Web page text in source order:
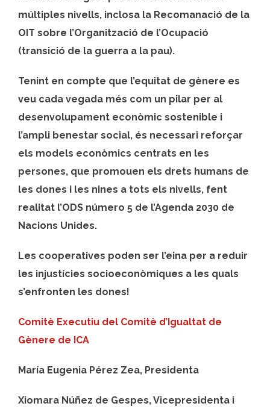
múltiples nivells, inclosa la Recomanació de la
OIT sobre l’Organització de l’Ocupació
(transició de la guerra a la pau).
Tenint en compte que l’equitat de gènere es
veu cada vegada més com un pilar per al
desenvolupament econòmic sostenible i
l’ampli benestar social, és necessari reforçar
els models econòmics centrats en les
persones, que promouen els drets humans de
les dones i les nines a tots els nivells, fent
realitat l’ODS número 5 de l’Agenda 2030 de
Nacions Unides.
Les cooperatives poden ser l’eina per a reduir
les injustícies socioeconòmiques a les quals
s’enfronten les dones!
Comitè Executiu del Comitè d’Igualtat de
Gènere de ICA
María Eugenia Pérez Zea, Presidenta
Xiomara Núñez de Gespes, Vicepresidenta i